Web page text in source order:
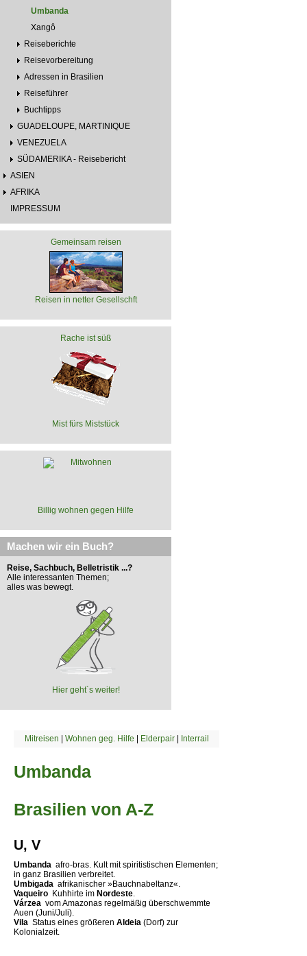
Umbanda
Xangô
Reiseberichte
Reisevorbereitung
Adressen in Brasilien
Reiseführer
Buchtipps
GUADELOUPE, MARTINIQUE
VENEZUELA
SÜDAMERIKA - Reisebericht
ASIEN
AFRIKA
IMPRESSUM
Gemeinsam reisen
Reisen in netter Gesellschft
Rache ist süß
Mist fürs Miststück
Billig wohnen gegen Hilfe
Machen wir ein Buch?
Reise, Sachbuch, Belletristik ...?
Alle interessanten Themen;
alles was bewegt.
Hier geht´s weiter!
Mitreisen | Wohnen geg. Hilfe | Elderpair| Interrail
Umbanda
Brasilien von A-Z
U, V
Umbanda  afro-bras. Kult mit spiritistischen Elementen;
in ganz Brasilien verbreitet.
Umbigada  afrikanischer »Bauchnabeltanz«.
Vaqueiro  Kuhhirte im Nordeste
Várzea  vom Amazonas regelmäßig überschwemmte
Auen (Juni/Juli).
Vila  Status eines größeren Aldeia (Dorf) zur
Kolonialzeit.